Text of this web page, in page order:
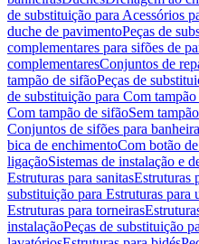
de substituição para Acessórios
duche de pavimentoPeças de
complementares para sifões de
complementaresConjuntos de
tampão de sifãoPeças de
de substituição para Com
Com tampão de sifãoSem
Conjuntos de sifões para
bica de enchimentoCom botão
ligaçãoSistemas de instalação e
Estruturas para sanitasEstruturas
substituição para Estruturas para
Estruturas para torneiras
instalaçãoPeças de substituição